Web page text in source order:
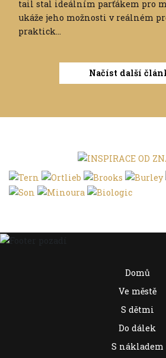
tail stal ideálním parťákem pro
ukáže jeho možnosti v reálném
praktick...
Načíst další
Domů
Ve městě
S dětmi
Do dálek
S nákladem